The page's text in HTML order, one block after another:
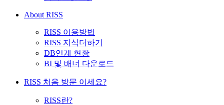
About RISS
RISS 이용방법
RISS 지식더하기
DB연계 현황
BI 및 배너 다운로드
RISS 처음 방문 이세요?
RISS란?